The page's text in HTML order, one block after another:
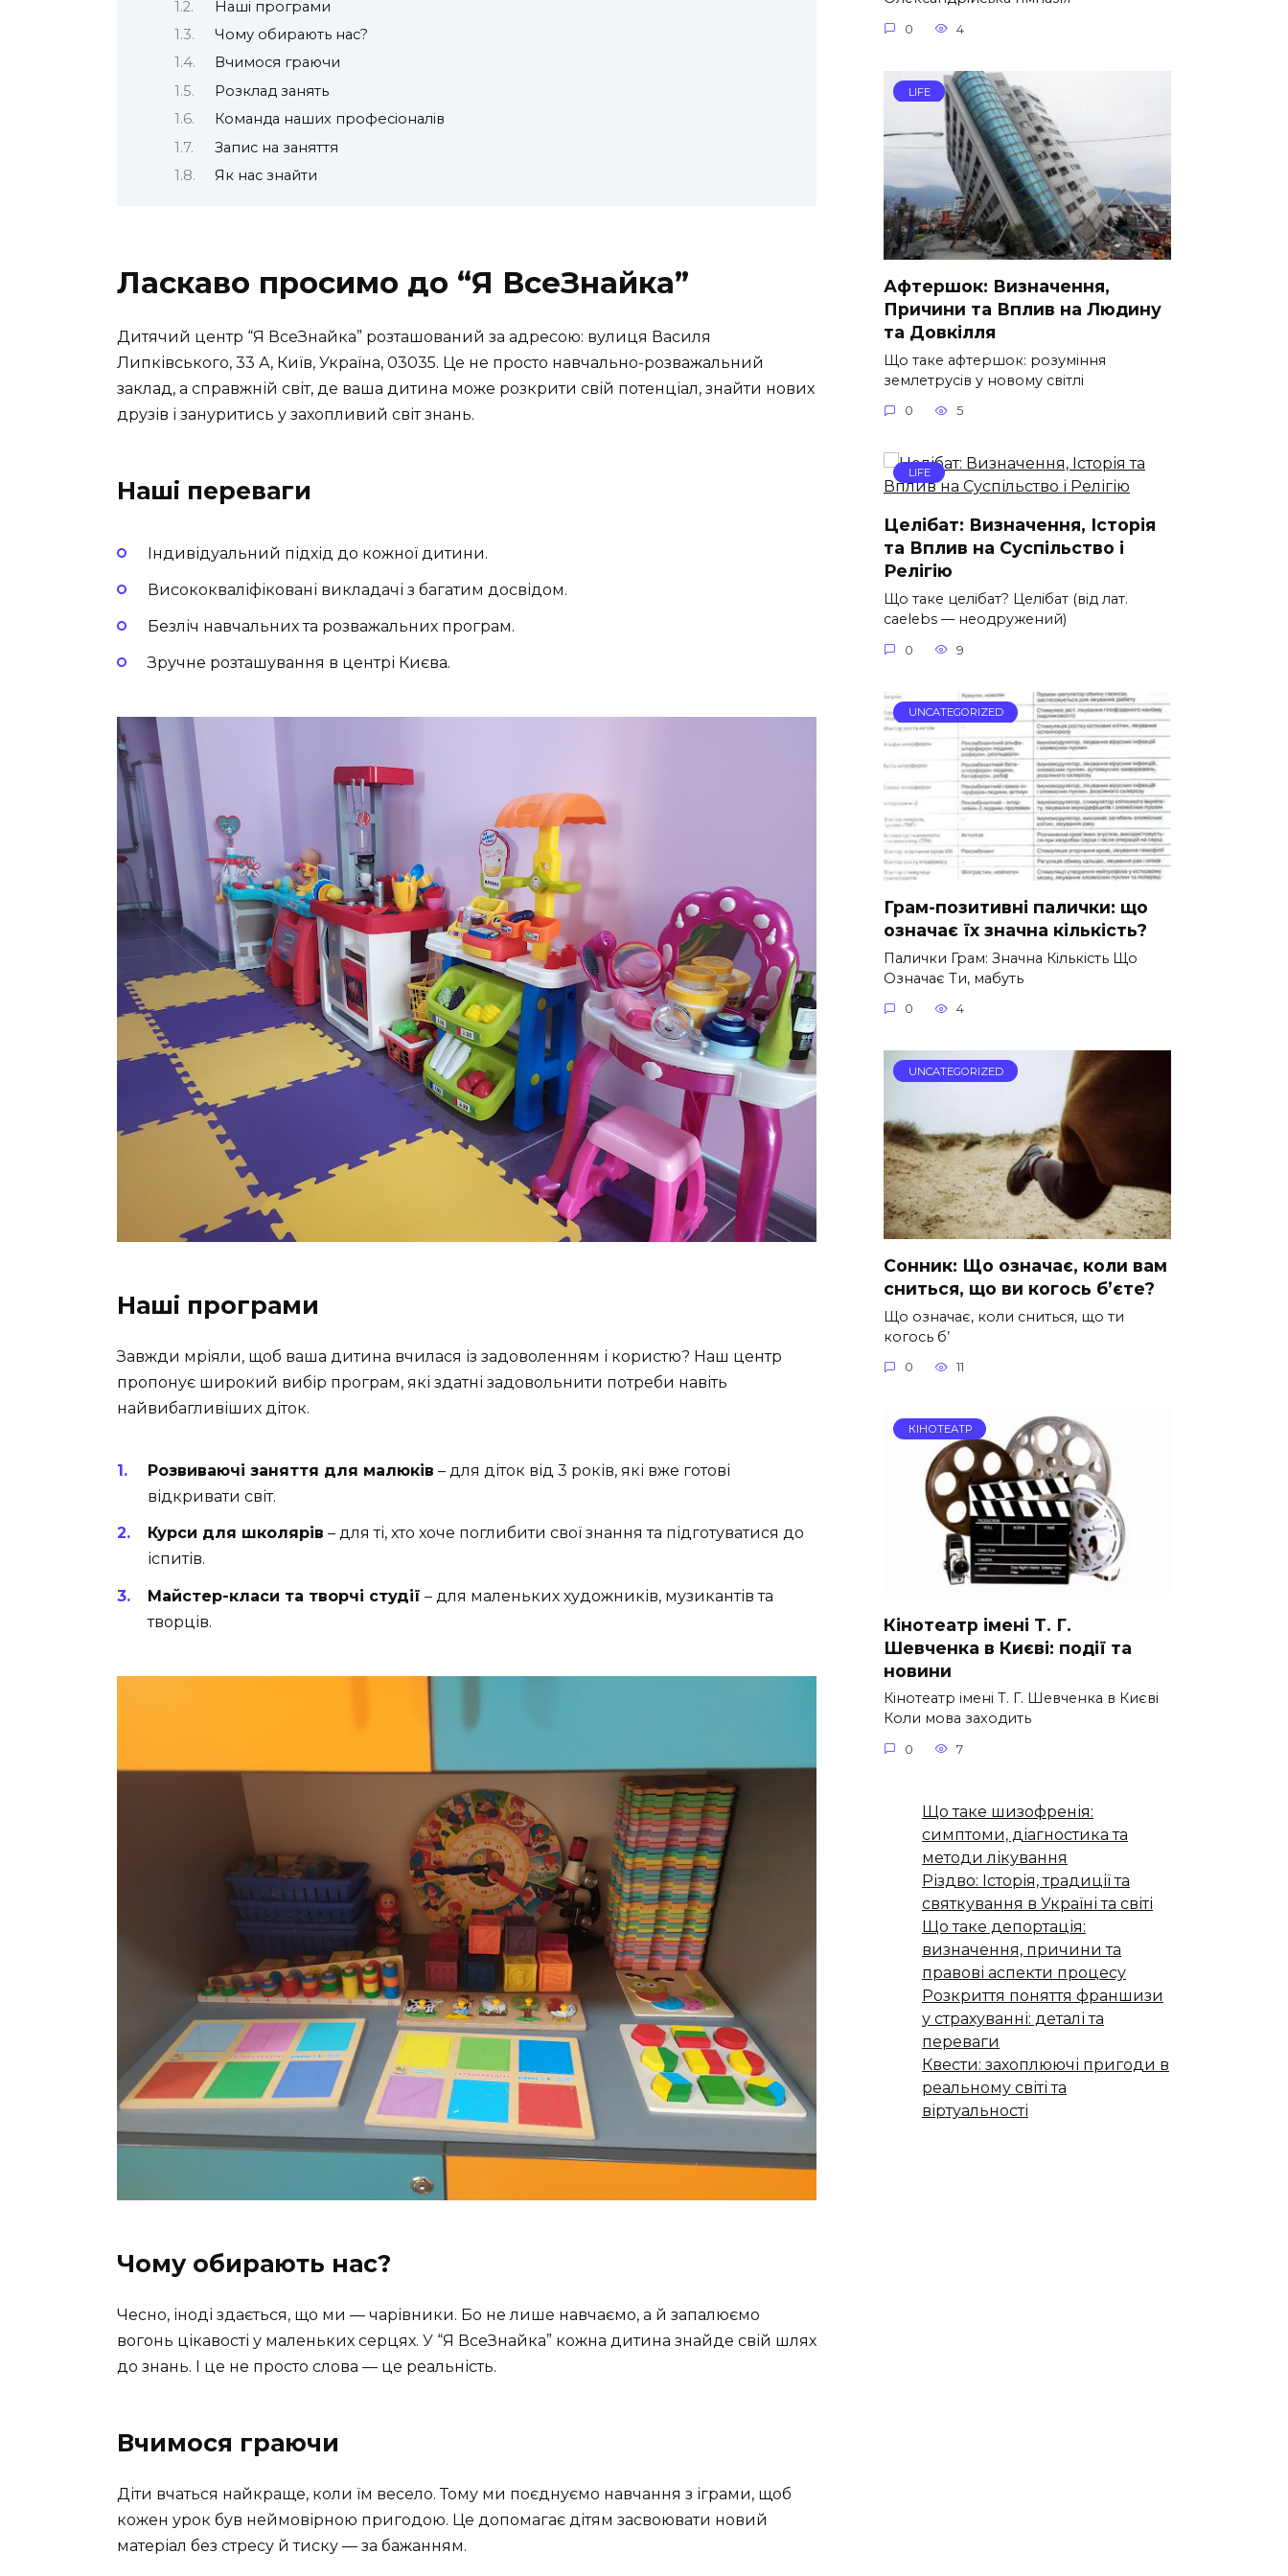
Наші програми
Чому обирають нас?
Вчимося граючи
Розклад занять
Команда наших професіоналів
Запис на заняття
Як нас знайти
Ласкаво просимо до “Я ВсеЗнайка”
Дитячий центр “Я ВсеЗнайка” розташований за адресою: вулиця Василя
Липківського, 33 А, Київ, Україна, 03035. Це не просто навчально-розважальний
заклад, а справжній світ, де ваша дитина може розкрити свій потенціал, знайти нових
друзів і зануритись у захопливий світ знань.
Наші переваги
Індивідуальний підхід до кожної дитини.
Висококваліфіковані викладачі з багатим досвідом.
Безліч навчальних та розважальних програм.
Зручне розташування в центрі Києва.
Наші програми
Завжди мріяли, щоб ваша дитина вчилася із задоволенням і користю? Наш центр
пропонує широкий вибір програм, які здатні задовольнити потреби навіть
найвибагливіших діток.
Розвиваючі заняття для малюків – для діток від 3 років, які вже готові
відкривати світ.
Курси для школярів – для ті, хто хоче поглибити свої знання та підготуватися до
іспитів.
Майстер-класи та творчі студії – для маленьких художників, музикантів та
творців.
Чому обирають нас?
Чесно, іноді здається, що ми — чарівники. Бо не лише навчаємо, а й запалюємо
вогонь цікавості у маленьких серцях. У “Я ВсеЗнайка” кожна дитина знайде свій шлях
до знань. І це не просто слова — це реальність.
Вчимося граючи
Діти вчаться найкраще, коли їм весело. Тому ми поєднуємо навчання з іграми, щоб
кожен урок був неймовірною пригодою. Це допомагає дітям засвоювати новий
матеріал без стресу й тиску — за бажанням.
0 4
LIFE
Афтершок: Визначення,
Причини та Вплив на Людину
та Довкілля
Що таке афтершок: розуміння
землетрусів у новому світлі
0 5
LIFE
Целібат: Визначення, Історія
та Вплив на Суспільство і
Релігію
Що таке целібат? Целібат (від лат.
caelebs — неодружений)
0 9
UNCATEGORIZED
Грам-позитивні палички: що
означає їх значна кількість?
Палички Грам: Значна Кількість Що
Означає Ти, мабуть
0 4
UNCATEGORIZED
Сонник: Що означає, коли вам
сниться, що ви когось б’єте?
Що означає, коли сниться, що ти
когось б’
0 11
КІНОТЕАТР
Кінотеатр імені Т. Г.
Шевченка в Києві: події та
новини
Кінотеатр імені Т. Г. Шевченка в Києві
Коли мова заходить
0 7
Що таке шизофренія:
симптоми, діагностика та
методи лікування
Різдво: Історія, традиції та
святкування в Україні та світі
Що таке депортація:
визначення, причини та
правові аспекти процесу
Розкриття поняття франшизи
у страхуванні: деталі та
переваги
Квести: захоплюючі пригоди в
реальному світі та
віртуальності